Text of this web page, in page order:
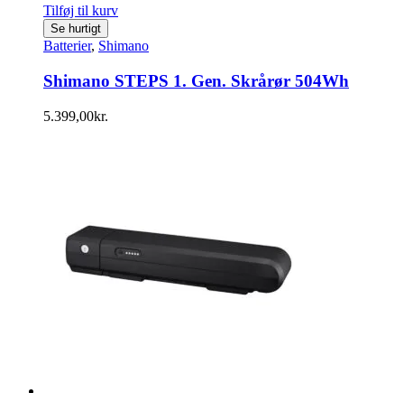
Tilføj til kurv
Se hurtigt
Batterier, Shimano
Shimano STEPS 1. Gen. Skrårør 504Wh
5.399,00kr.